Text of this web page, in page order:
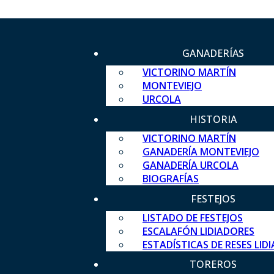
GANADERÍAS
VICTORINO MARTÍN
MONTEVIEJO
URCOLA
HISTORIA
VICTORINO MARTÍN
GANADERÍA MONTEVIEJO
GANADERÍA URCOLA
BIOGRAFÍAS
FESTEJOS
LISTADO DE FESTEJOS
ESCALAFÓN LIDIADORES
ESTADÍSTICAS DE RESES
TOREROS